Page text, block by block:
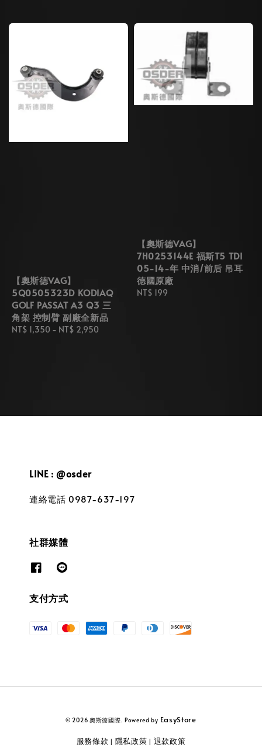
【奧斯德VAG】
5Q0505323D KODIAQ
GOLF PASSAT A3 Q3 三
角架 控制臂 副廠全新品
Regular
NT$ 1,350 - NT$ 2,950
【奧斯德VAG】
7H0253144E 福斯T5 TDI
05-14-年 中消/前后 吊耳
德國原廠
Regular
NT$ 199
LINE : @osder
連絡電話 0987-637-197
社群媒體
支付方式
© 2026 奧斯德國際. Powered by EasyStore
服務條款 | 隱私政策 | 退款政策